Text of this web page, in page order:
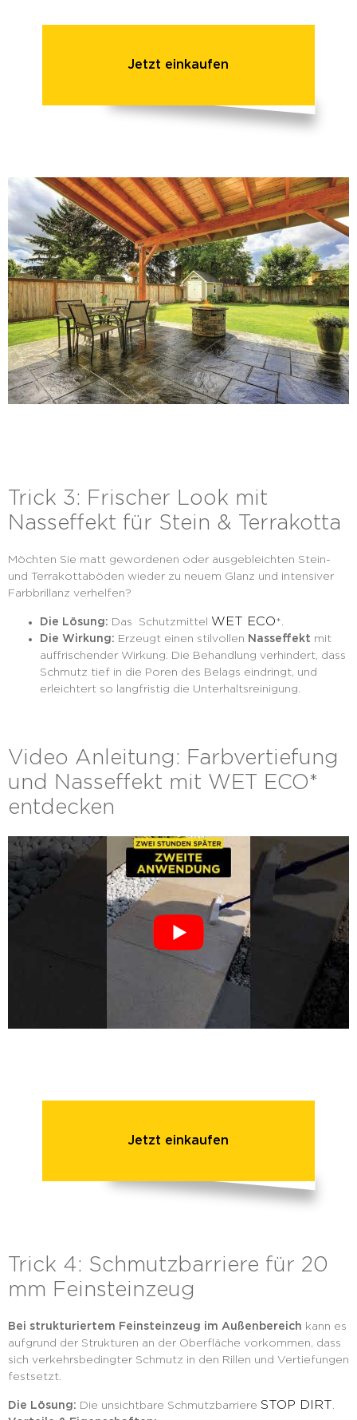
Jetzt einkaufen
Trick 3: Frischer Look mit
Nasseffekt für Stein & Terrakotta
Möchten Sie matt gewordenen oder ausgebleichten Stein-
und Terrakottaböden wieder zu neuem Glanz und intensiver
Farbbrillanz verhelfen?
Die Lösung: Das Schutzmittel WET ECO*.
Die Wirkung: Erzeugt einen stilvollen Nasseffekt mit
auffrischender Wirkung. Die Behandlung verhindert, dass
Schmutz tief in die Poren des Belags eindringt, und
erleichtert so langfristig die Unterhaltsreinigung.
Video Anleitung: Farbvertiefung
und Nasseffekt mit WET ECO*
entdecken
Jetzt einkaufen
Trick 4: Schmutzbarriere für 20
mm Feinsteinzeug
Bei strukturiertem Feinsteinzeug im Außenbereich kann es
aufgrund der Strukturen an der Oberfläche vorkommen, dass
sich verkehrsbedingter Schmutz in den Rillen und Vertiefungen
festsetzt.
Die Lösung: Die unsichtbare Schmutzbarriere STOP DIRT.